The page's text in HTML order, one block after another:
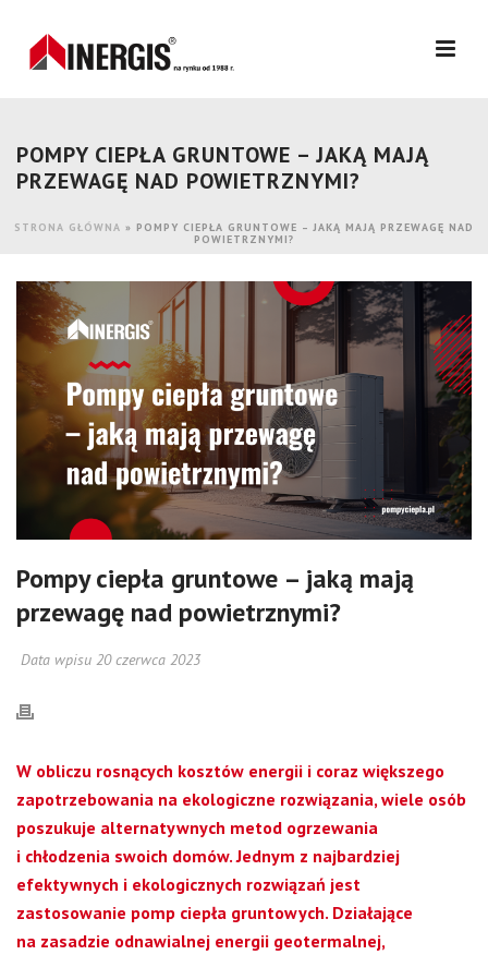
POMPY CIEPŁA GRUNTOWE – JAKĄ MAJĄ
PRZEWAGĘ NAD POWIETRZNYMI?
STRONA GŁÓWNA » POMPY CIEPŁA GRUNTOWE – JAKĄ MAJĄ PRZEWAGĘ NAD
POWIETRZNYMI?
Pompy ciepła gruntowe – jaką mają
przewagę nad powietrznymi?
Data wpisu 20 czerwca 2023
W obliczu rosnących kosztów energii i coraz większego
zapotrzebowania na ekologiczne rozwiązania, wiele osób
poszukuje alternatywnych metod ogrzewania
i chłodzenia swoich domów. Jednym z najbardziej
efektywnych i ekologicznych rozwiązań jest
zastosowanie pomp ciepła gruntowych. Działające
na zasadzie odnawialnej energii geotermalnej,